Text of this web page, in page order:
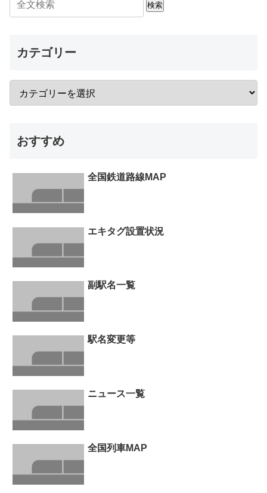
検索
カテゴリー
おすすめ
全国鉄道路線MAP
エキタグ設置状況
副駅名一覧
駅名変更等
ニュース一覧
全国列車MAP